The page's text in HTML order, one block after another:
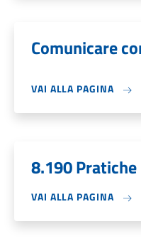
Comunicare
VAI ALLA PAGINA
8.190
VAI ALLA PAGINA